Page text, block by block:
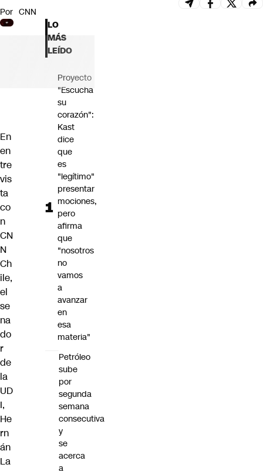
Por CNN
En
en
tre
vis
ta
co
n
CN
N
Ch
ile,
el
se
na
do
r
de
la
UD
I,
He
rn
án
La
LO
MÁS
LEÍDO
Proyecto
"Escucha
su
corazón":
Kast
dice
que
es
"legítimo"
presentar
mociones,
pero
afirma
que
"nosotros
no
vamos
a
avanzar
en
esa
materia"
Petróleo
sube
por
segunda
semana
consecutiva
y
se
acerca
a